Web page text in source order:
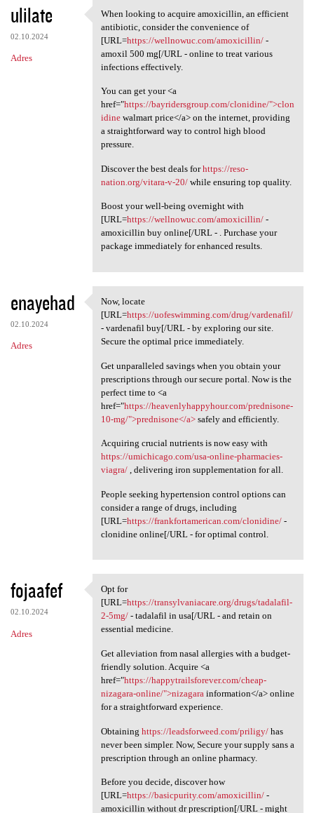
ulilate
02.10.2024
Adres
When looking to acquire
When looking to acquire amoxicillin, an efficient
antibiotic, consider the convenience of
[URL=https://wellnowuc.com/amoxicillin/-
amoxil 500 mg[/URL - online to treat various
infections effectively.
You can get your <a
href="https://bayridersgroup.com/clonidine/">clon
idinewalmart price</a> on the internet, providing
a straightforward way to control high blood
pressure.
Discover the best deals forhttps://reso-
nation.org/vitara-v-20/while ensuring top quality.
Boost your well-being overnight with
[URL=https://wellnowuc.com/amoxicillin/-
amoxicillin buy online[/URL - . Purchase your
package immediately for enhanced results.
enayehad
02.10.2024
Adres
Now, locate [URL=https:/
Now, locate
[URL=https://uofeswimming.com/drug/vardenafil/
- vardenafil buy[/URL - by exploring our site.
Secure the optimal price immediately.
Get unparalleled savings when you obtain your
prescriptions through our secure portal. Now is the
perfect time to <a
href="https://heavenlyhappyhour.com/prednisone-
10-mg/">prednisone</a>safely and efficiently.
Acquiring crucial nutrients is now easy with
https://umichicago.com/usa-online-pharmacies-
viagra/, delivering iron supplementation for all.
People seeking hypertension control options can
consider a range of drugs, including
[URL=https://frankfortamerican.com/clonidine/-
clonidine online[/URL - for optimal control.
fojaafef
02.10.2024
Adres
Opt for [URL=https:/
Opt for
[URL=https://transylvaniacare.org/drugs/tadalafil-
2-5mg/- tadalafil in usa[/URL - and retain on
essential medicine.
Get alleviation from nasal allergies with a budget-
friendly solution. Acquire <a
href="https://happytrailsforever.com/cheap-
nizagara-online/">nizagara information</a> online
for a straightforward experience.
Obtaining https://leadsforweed.com/priligy/has
never been simpler. Now, Secure your supply sans a
prescription through an online pharmacy.
Before you decide, discover how
[URL=https://basicpurity.com/amoxicillin/-
amoxicillin without dr prescription[/URL - might